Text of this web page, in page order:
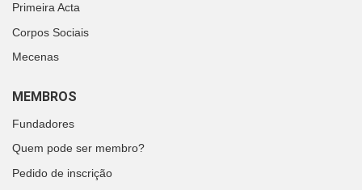
Primeira Acta
Corpos Sociais
Mecenas
MEMBROS
Fundadores
Quem pode ser membro?
Pedido de inscrição